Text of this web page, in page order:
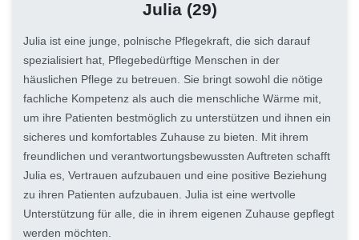
Julia (29)
Julia ist eine junge, polnische Pflegekraft, die sich darauf
spezialisiert hat, Pflegebedürftige Menschen in der
häuslichen Pflege zu betreuen. Sie bringt sowohl die nötige
fachliche Kompetenz als auch die menschliche Wärme mit,
um ihre Patienten bestmöglich zu unterstützen und ihnen ein
sicheres und komfortables Zuhause zu bieten. Mit ihrem
freundlichen und verantwortungsbewussten Auftreten schafft
Julia es, Vertrauen aufzubauen und eine positive Beziehung
zu ihren Patienten aufzubauen. Julia ist eine wertvolle
Unterstützung für alle, die in ihrem eigenen Zuhause gepflegt
werden möchten.